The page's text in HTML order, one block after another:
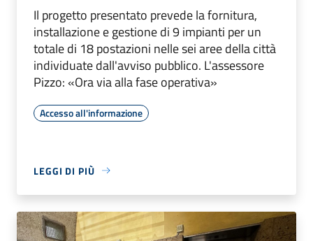
Il progetto presentato prevede la fornitura,
installazione e gestione di 9 impianti per un
totale di 18 postazioni nelle sei aree della città
individuate dall'avviso pubblico. L'assessore
Pizzo: «Ora via alla fase operativa»
Accesso all'informazione
LEGGI DI PIÙ